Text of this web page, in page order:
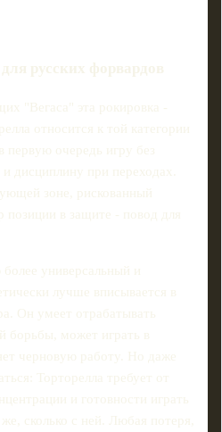
русских форвардов
"Вегаса" эта рокировка -
относится к той категории
первую очередь игру без
дисциплину при переходах.
зоне, рискованный
позиции в защите - повод для
универсальный и
лучше вписывается в
Он умеет отрабатывать
борьбы, может играть в
черновую работу. Но даже
Торторелла требует от
и готовности играть
сколько с ней. Любая потеря,